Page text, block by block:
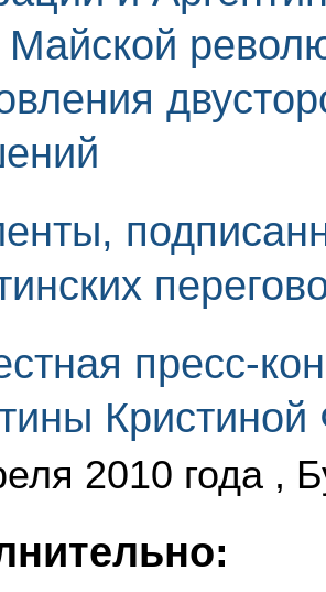
Майской
пресс-
2010 года ,